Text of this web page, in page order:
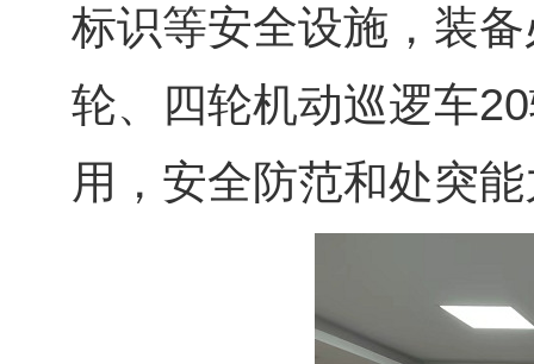
标识等安全设施，装
轮、四轮机动巡逻车
用，安全防范和处突